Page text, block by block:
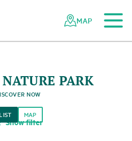
MAP
PARK
NOW
Show filter
MAP